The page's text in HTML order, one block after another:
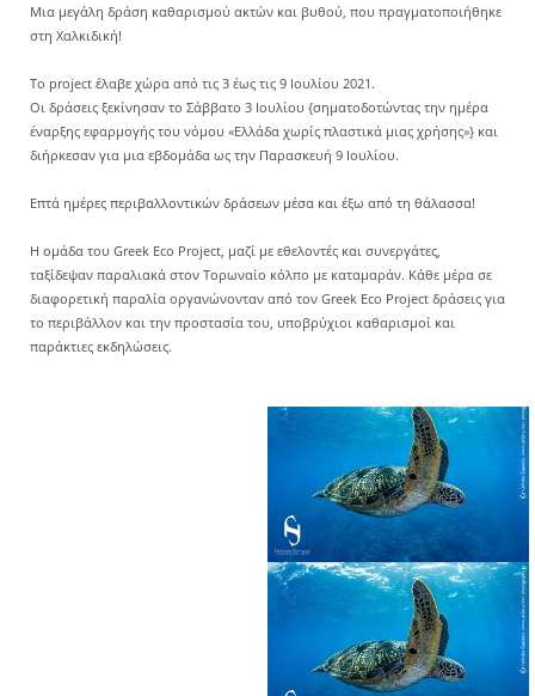
Μια μεγάλη δράση καθαρισμού ακτών και βυθού, που πραγματοποιήθηκε
στη Χαλκιδική!
Το project έλαβε χώρα από τις 3 έως τις 9 Ιουλίου 2021.
Οι δράσεις ξεκίνησαν το Σάββατο 3 Ιουλίου {σηματοδοτώντας την ημέρα
έναρξης εφαρμογής του νόμου «Ελλάδα χωρίς πλαστικά μιας χρήσης»} και
διήρκεσαν για μια εβδομάδα ως την Παρασκευή 9 Ιουλίου.
Επτά ημέρες περιβαλλοντικών δράσεων μέσα και έξω από τη θάλασσα!
Η ομάδα του Greek Eco Project, μαζί με εθελοντές και συνεργάτες,
ταξίδεψαν παραλιακά στον Τορωναίο κόλπο με καταμαράν. Kάθε μέρα σε
διαφορετική παραλία οργανώνονταν από τον Greek Eco Project δράσεις για
το περιβάλλον και την προστασία του, υποβρύχιοι καθαρισμοί και
παράκτιες εκδηλώσεις.